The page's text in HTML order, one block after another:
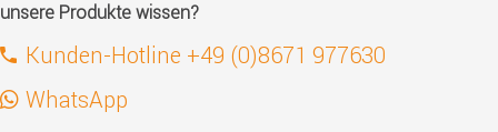
unsere Produkte wissen?
Kunden-Hotline +49 (0)8671 977630
WhatsApp